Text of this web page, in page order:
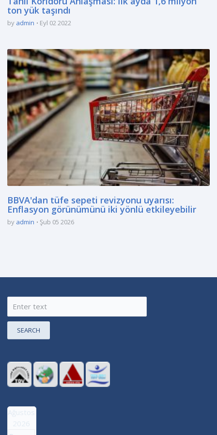
ton yük taşındı
by admin Eyl 02 2022
BBVA'dan tüfe sepeti revizyonu uyarısı:
Enflasyon görünümünü iki yönlü etkileyebilir
by admin Şub 05 2026
SEARCH
Ağustos
2026